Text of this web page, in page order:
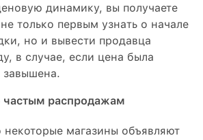
динамику, вы получаете
только первым узнать о начале
но и вывести продавца
в случае, если цена была
завышена.
частым распродажам
некоторые магазины объявляют